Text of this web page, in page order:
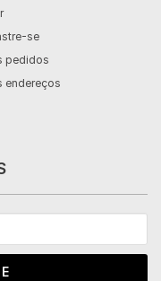
se
pedidos
endereços